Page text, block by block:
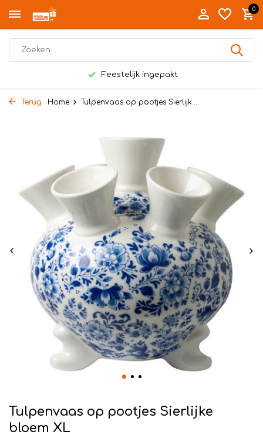
0
Feestelijk ingepakt
Terug Home Tulpenvaas op pootjes Sierlijk...
Tulpenvaas op pootjes Sierlijke
bloem XL